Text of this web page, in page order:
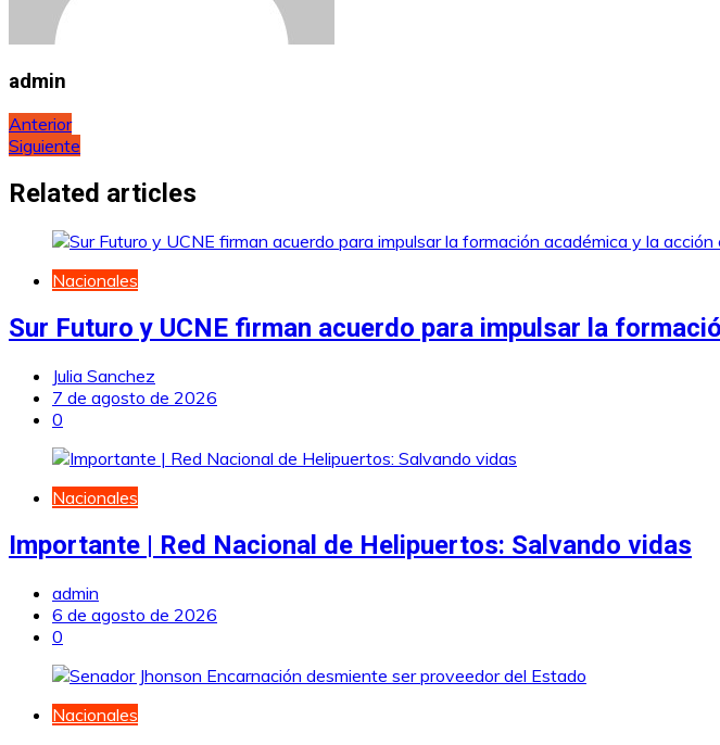
admin
Navegación
de
entradas
Anterior
Siguiente
Related articles
Nacionales
Sur Futuro y UCNE firman acuerdo para impulsar la
Julia Sanchez
7 de agosto de 2026
0
Nacionales
Importante | Red Nacional de Helipuertos: Salvando vidas
admin
6 de agosto de 2026
0
Nacionales